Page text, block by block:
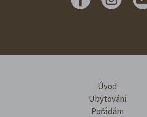
Úvod
Ubytování
Pořádám